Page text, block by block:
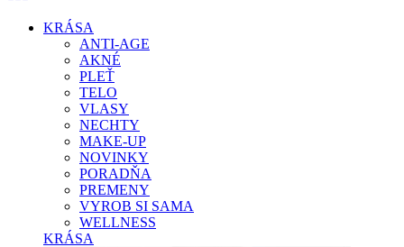
KRÁSA
ANTI-AGE
AKNÉ
PLEŤ
TELO
VLASY
NECHTY
MAKE-UP
NOVINKY
PORADŇA
PREMENY
VYROB SI SAMA
WELLNESS
KRÁSA